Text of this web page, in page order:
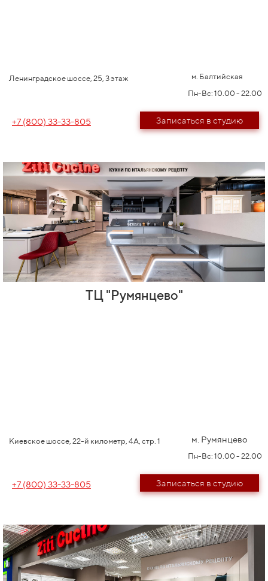
Ленинградское шоссе, 25, 3 этаж
м. Балтийская
Пн-Вс: 10.00 - 22.00
+7 (800) 33-33-805 Записаться в студию
ТЦ "Румянцево"
Киевское шоссе, 22-й километр, 4А, стр. 1 м. Румянцево
Пн-Вс: 10.00 - 22.00
+7 (800) 33-33-805 Записаться в студию